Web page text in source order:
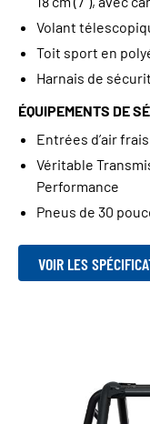
Volant
Toit sport en
Harnais de
ÉQUIPEMENTS DE
Entrées d’air
Véritable
Performance
Pneus de 30
VOIR LES